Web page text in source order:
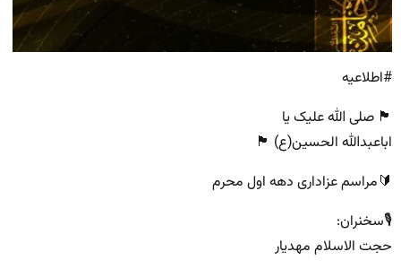
#اطلاعیه
🏴 صلی الله علیک یا
اباعبدالله الحسین(ع) 🏴
🔰مراسم عزاداری دهه اول محرم
🎙سخنران:
حجت الاسلام مهدیار